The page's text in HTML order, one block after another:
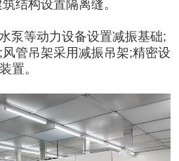
结构设置隔离缝。
泵等动力设备设置减振基础;
管吊架采用减振吊架;精密设
置。